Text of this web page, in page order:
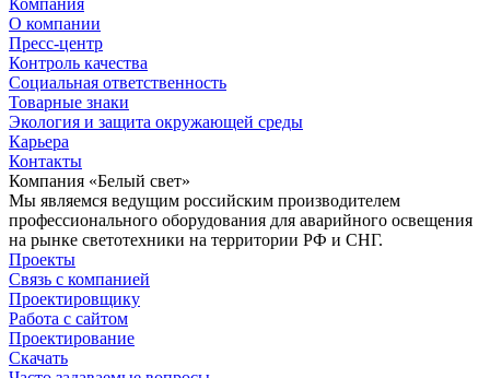
Компания
О компании
Пресс-центр
Контроль качества
Социальная ответственность
Товарные знаки
Экология и защита окружающей среды
Карьера
Контакты
Компания «Белый свет»
Мы являемся ведущим российским производителем
профессионального оборудования для аварийного освещения
на рынке светотехники на территории РФ и СНГ.
Проекты
Связь с компанией
Проектировщику
Работа с сайтом
Проектирование
Скачать